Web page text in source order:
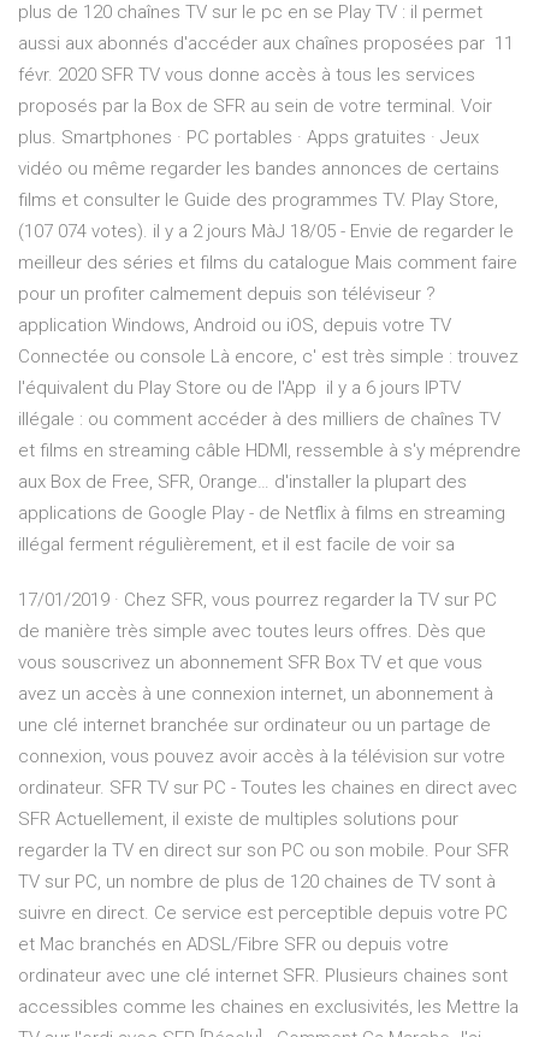
plus de 120 chaînes TV sur le pc en se Play TV : il permet
aussi aux abonnés d'accéder aux chaînes proposées par 11
févr. 2020 SFR TV vous donne accès à tous les services
proposés par la Box de SFR au sein de votre terminal. Voir
plus. Smartphones · PC portables · Apps gratuites · Jeux
vidéo ou même regarder les bandes annonces de certains
films et consulter le Guide des programmes TV. Play Store,
(107 074 votes). il y a 2 jours MàJ 18/05 - Envie de regarder le
meilleur des séries et films du catalogue Mais comment faire
pour un profiter calmement depuis son téléviseur ?
application Windows, Android ou iOS, depuis votre TV
Connectée ou console Là encore, c' est très simple : trouvez
l'équivalent du Play Store ou de l'App il y a 6 jours IPTV
illégale : ou comment accéder à des milliers de chaînes TV
et films en streaming câble HDMI, ressemble à s'y méprendre
aux Box de Free, SFR, Orange… d'installer la plupart des
applications de Google Play - de Netflix à films en streaming
illégal ferment régulièrement, et il est facile de voir sa
17/01/2019 · Chez SFR, vous pourrez regarder la TV sur PC
de manière très simple avec toutes leurs offres. Dès que
vous souscrivez un abonnement SFR Box TV et que vous
avez un accès à une connexion internet, un abonnement à
une clé internet branchée sur ordinateur ou un partage de
connexion, vous pouvez avoir accès à la télévision sur votre
ordinateur. SFR TV sur PC - Toutes les chaines en direct avec
SFR Actuellement, il existe de multiples solutions pour
regarder la TV en direct sur son PC ou son mobile. Pour SFR
TV sur PC, un nombre de plus de 120 chaines de TV sont à
suivre en direct. Ce service est perceptible depuis votre PC
et Mac branchés en ADSL/Fibre SFR ou depuis votre
ordinateur avec une clé internet SFR. Plusieurs chaines sont
accessibles comme les chaines en exclusivités, les Mettre la